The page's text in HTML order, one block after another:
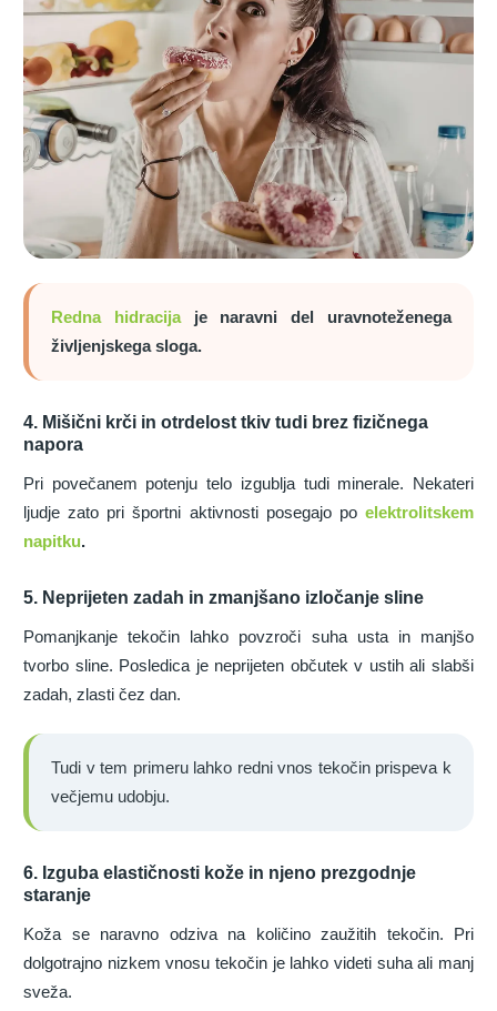
Redna hidracijaje naravni del uravnoteženega
življenjskega sloga.
4. Mišični krči in otrdelost tkiv tudi brez fizičnega
napora
Pri povečanem potenju telo izgublja tudi minerale. Nekateri
ljudje zato pri športni aktivnosti posegajo po elektrolitskem
napitku.
5. Neprijeten zadah in zmanjšano izločanje sline
Pomanjkanje tekočin lahko povzroči suha usta in manjšo
tvorbo sline. Posledica je neprijeten občutek v ustih ali slabši
zadah, zlasti čez dan.
Tudi v tem primeru lahko redni vnos tekočin prispeva k
večjemu udobju.
6. Izguba elastičnosti kože in njeno prezgodnje
staranje
Koža se naravno odziva na količino zaužitih tekočin. Pri
dolgotrajno nizkem vnosu tekočin je lahko videti suha ali manj
sveža.